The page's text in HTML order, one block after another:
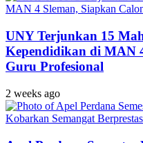
UNY Terjunkan 15
Kependidikan di MAN
Guru Profesional
2 weeks ago